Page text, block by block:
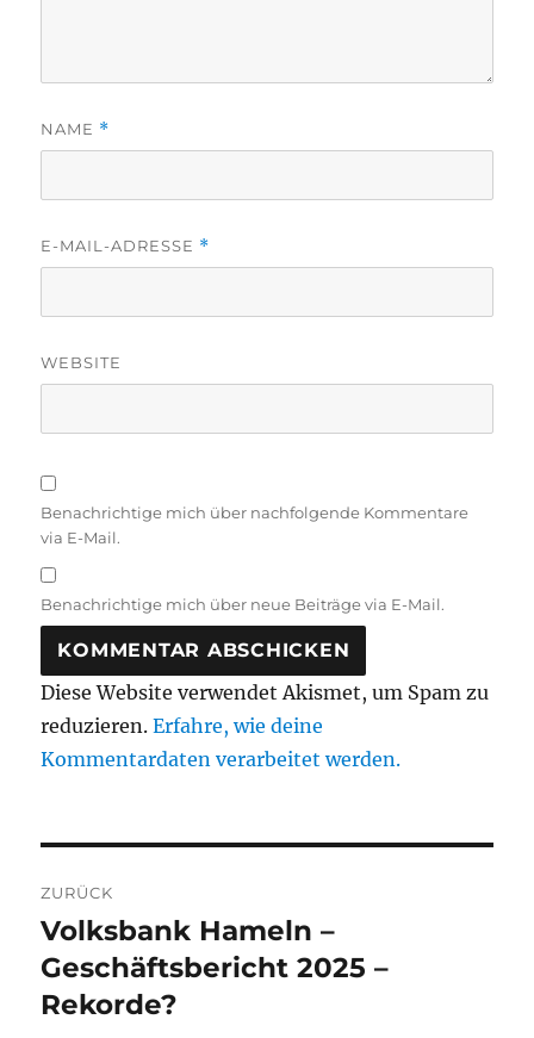
NAME *
E-MAIL-ADRESSE *
WEBSITE
Benachrichtige mich über nachfolgende Kommentare
via E-Mail.
Benachrichtige mich über neue Beiträge via E-Mail.
Diese Website verwendet Akismet, um Spam zu
reduzieren.Erfahre, wie deine
Kommentardaten verarbeitet werden.
ZURÜCK
Vorheriger
Beitrag:
Volksbank Hameln –
Geschäftsbericht 2025 –
Rekorde?